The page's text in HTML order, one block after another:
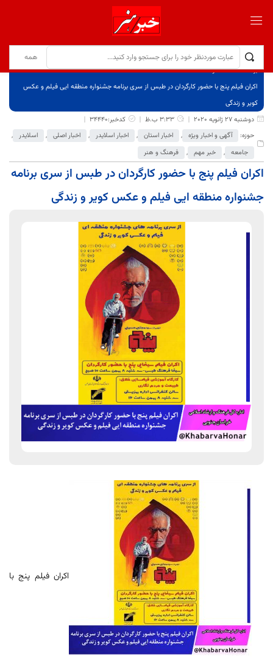
برگ نخست
نوشته‌ها
اکران فیلم پنج با حضور کارگردان در طبس از سری برنامه جشنواره منطقه ایی فیلم و عکس
کویر و زندگی
دوشنبه 27 ژانویه 2020
3:33 ب.ظ
کدخبر:34440
حوزه:
آگهی و اخبار ویژه , اخبار استان , اخبار اسلایدر , اخبار اصلی , اسلایدر
,
جامعه , خبر مهم , فرهنگ و هنر
اکران فیلم پنج با حضور کارگردان در طبس از سری برنامه
جشنواره منطقه ایی فیلم و عکس کویر و زندگی
اکران فیلم پنج با